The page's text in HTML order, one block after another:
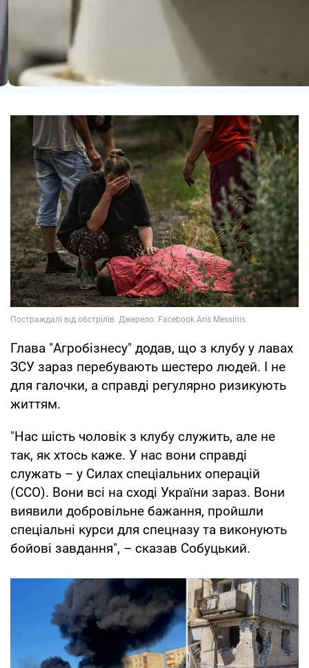
Глава "Агробізнесу" додав, що з клубу у лавах
ЗСУ зараз перебувають шестеро людей. І не
для галочки, а справді регулярно ризикують
життям.
"Нас шість чоловік з клубу служить, але не
так, як хтось каже. У нас вони справді
служать – у Силах спеціальних операцій
(ССО). Вони всі на сході України зараз. Вони
виявили добровільне бажання, пройшли
спеціальні курси для спецназу та виконують
бойові завдання", – сказав Собуцький.